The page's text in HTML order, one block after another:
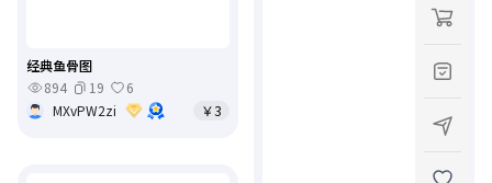
经典鱼骨图
894
19
6
MXvPW2zi
￥3